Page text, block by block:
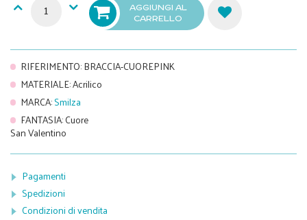
AGGIUNGI AL
CARRELLO
RIFERIMENTO:BRACCIA-CUOREPINK
MATERIALE:Acrilico
MARCA:Smilza
FANTASIA:Cuore
San Valentino
Pagamenti
Spedizioni
Condizioni di vendita